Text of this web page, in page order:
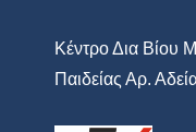
Κέντρο Δια Βίου
Παιδείας Αρ.